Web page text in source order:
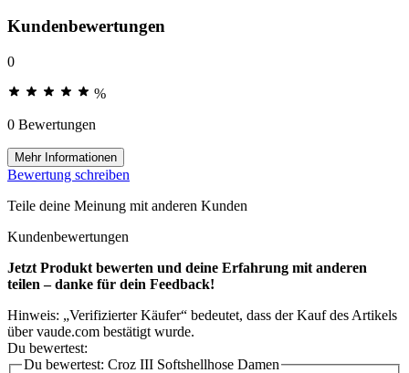
Kundenbewertungen
0
%
0 Bewertungen
Mehr Informationen
Bewertung schreiben
Teile deine Meinung mit anderen Kunden
Kundenbewertungen
Jetzt Produkt bewerten und deine Erfahrung mit anderen
teilen – danke für dein Feedback!
Hinweis: „Verifizierter Käufer“ bedeutet, dass der Kauf des Artikels
über vaude.com bestätigt wurde.
Du bewertest:
Du bewertest: Croz III Softshellhose Damen